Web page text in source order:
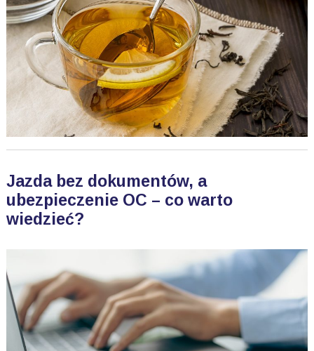
Jazda bez dokumentów, a
ubezpieczenie OC – co warto
wiedzieć?